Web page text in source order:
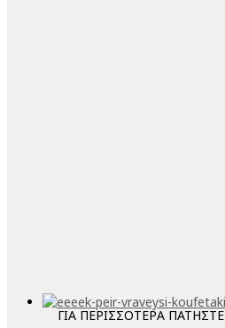
ΓΙΑ ΠΕΡΙΣΣΟΤΕΡΑ ΠΑΤΗΣΤΕ